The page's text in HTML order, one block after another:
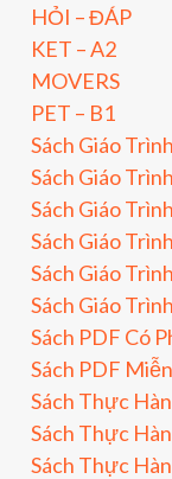
HỎI – ĐÁP
KET – A2
MOVERS
PET – B1
Sách Giáo
Sách Giáo
Sách Giáo
Sách Giáo
Sách Giáo
Sách Giáo
Sách PDF Có
Sách PDF
Sách Thực
Sách Thực
Sách Thực